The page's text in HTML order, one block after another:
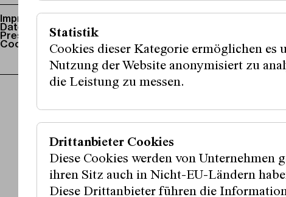
Impressum /
Datenschutz
Presse / Downloads
Cookie-Einstellungen
Medienpartner:innen:
Statistik
Cookies dieser Kategorie ermöglichen es
Nutzung der Website anonymisiert zu
die Leistung zu messen.
Drittanbieter Cookies
Diese Cookies werden von Unternehmen
ihren Sitz auch in Nicht-EU-Ländern
Diese Drittanbieter führen die